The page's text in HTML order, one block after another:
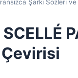
Şarkı Sözleri
Çevirisi